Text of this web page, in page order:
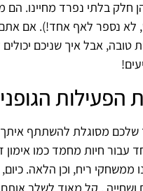
חלק בלתי נפרד מחיינו.
נספר לאף אחד!). אם אתם
טובה, אבל איך שניכם
הפעילות
מסוגלת להשתתף איתך
עבור חיות מחמד כמו אימון
ממשחקי ריח, וכן הלאה.
ושחייה , קל מאוד לשלב